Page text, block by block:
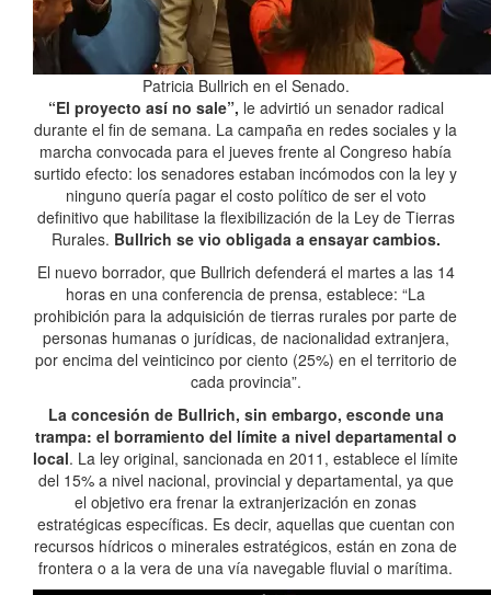
Patricia Bullrich en el Senado.
“El proyecto así no sale”, le advirtió un senador radical
durante el fin de semana. La campaña en redes sociales y la
marcha convocada para el jueves frente al Congreso había
surtido efecto: los senadores estaban incómodos con la ley y
ninguno quería pagar el costo político de ser el voto
definitivo que habilitase la flexibilización de la Ley de Tierras
Rurales. Bullrich se vio obligada a ensayar cambios.
El nuevo borrador, que Bullrich defenderá el martes a las 14
horas en una conferencia de prensa, establece: “La
prohibición para la adquisición de tierras rurales por parte de
personas humanas o jurídicas, de nacionalidad extranjera,
por encima del veinticinco por ciento (25%) en el territorio de
cada provincia”.
La concesión de Bullrich, sin embargo, esconde una
trampa: el borramiento del límite a nivel departamental o
local. La ley original, sancionada en 2011, establece el límite
del 15% a nivel nacional, provincial y departamental, ya que
el objetivo era frenar la extranjerización en zonas
estratégicas específicas. Es decir, aquellas que cuentan con
recursos hídricos o minerales estratégicos, están en zona de
frontera o a la vera de una vía navegable fluvial o marítima.